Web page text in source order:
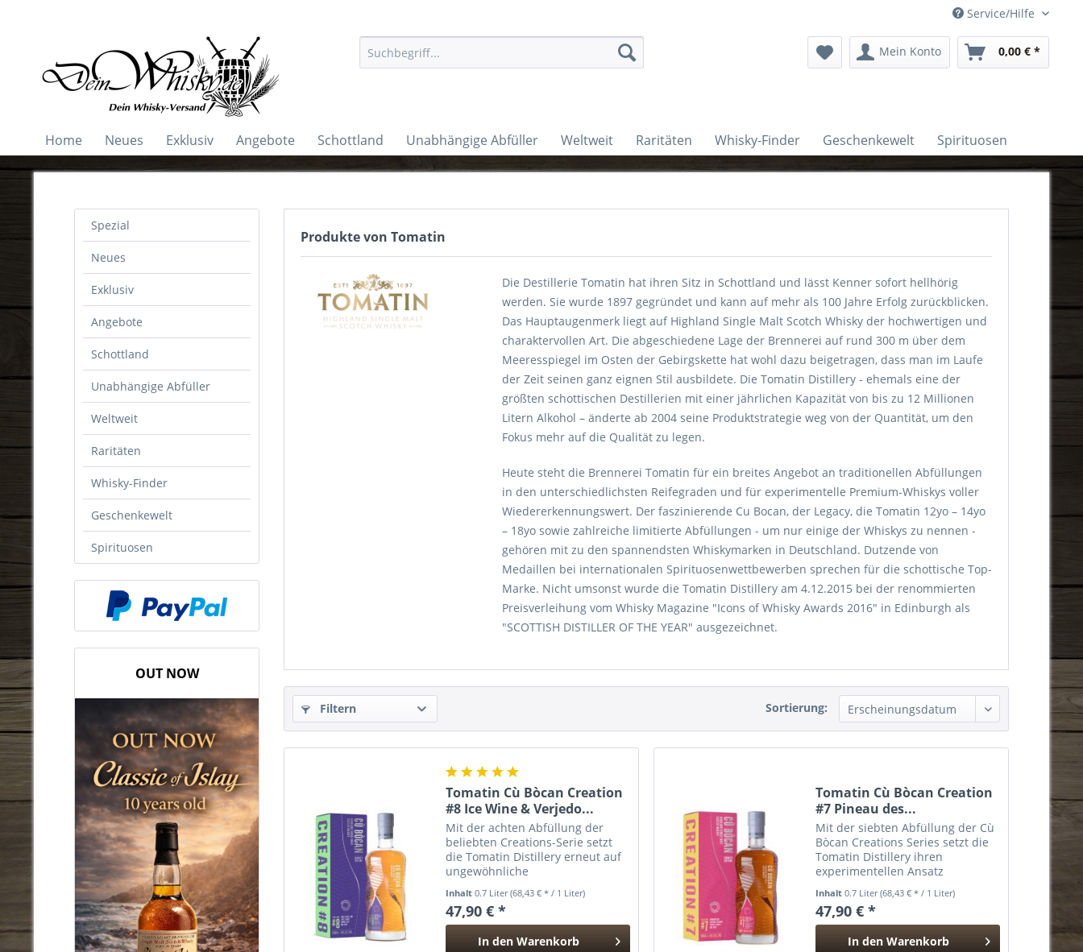
Service/Hilfe
Mein Konto 0,00 € *
Home Neues Exklusiv Angebote Schottland Unabhängige Abfüller Weltweit Raritäten Whisky-Finder Geschenkewelt Spirituosen
Spezial
Neues
Exklusiv
Angebote
Schottland
Unabhängige Abfüller
Weltweit
Raritäten
Whisky-Finder
Geschenkewelt
Spirituosen
OUT NOW
Produkte von Tomatin
Die Destillerie Tomatin hat ihren Sitz in Schottland und lässt Kenner sofort hellhörig
werden. Sie wurde 1897 gegründet und kann auf mehr als 100 Jahre Erfolg zurückblicken.
Das Hauptaugenmerk liegt auf Highland Single Malt Scotch Whisky der hochwertigen und
charaktervollen Art. Die abgeschiedene Lage der Brennerei auf rund 300 m über dem
Meeresspiegel im Osten der Gebirgskette hat wohl dazu beigetragen, dass man im Laufe
der Zeit seinen ganz eignen Stil ausbildete. Die Tomatin Distillery - ehemals eine der
größten schottischen Destillerien mit einer jährlichen Kapazität von bis zu 12 Millionen
Litern Alkohol – änderte ab 2004 seine Produktstrategie weg von der Quantität, um den
Fokus mehr auf die Qualität zu legen.
Heute steht die Brennerei Tomatin für ein breites Angebot an traditionellen Abfüllungen
in den unterschiedlichsten Reifegraden und für experimentelle Premium-Whiskys voller
Wiedererkennungswert. Der faszinierende Cu Bocan, der Legacy, die Tomatin 12yo – 14yo
– 18yo sowie zahlreiche limitierte Abfüllungen - um nur einige der Whiskys zu nennen -
gehören mit zu den spannendsten Whiskymarken in Deutschland. Dutzende von
Medaillen bei internationalen Spirituosenwettbewerben sprechen für die schottische Top-
Marke. Nicht umsonst wurde die Tomatin Distillery am 4.12.2015 bei der renommierten
Preisverleihung vom Whisky Magazine "Icons of Whisky Awards 2016" in Edinburgh als
"SCOTTISH DISTILLER OF THE YEAR" ausgezeichnet.
Filtern Sortierung:
Tomatin Cù Bòcan Creation
#8 Ice Wine & Verjedo...
Mit der achten Abfüllung der
beliebten Creations-Serie setzt
die Tomatin Distillery erneut auf
ungewöhnliche
Reifungsexperimente. Für den Cù
Bòcan Creation #8 wurde der
charakteristisch leicht getorfte...
Inhalt0.7 Liter(68,43 € * / 1 Liter)
47,90 € *
In den Warenkorb
Tomatin Cù Bòcan Creation
#7 Pineau des...
Mit der siebten Abfüllung der Cù
Bòcan Creations Series setzt die
Tomatin Distillery ihren
experimentellen Ansatz
vereint erstmals seltene Pineau
des Charentes Rouge Casks mit
American Virgin Oak und trifft...
Inhalt0.7 Liter(68,43 € * / 1 Liter)
47,90 € *
In den Warenkorb